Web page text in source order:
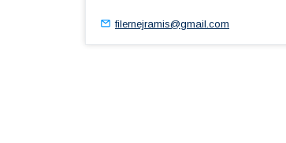
filernejramis@gmail.com